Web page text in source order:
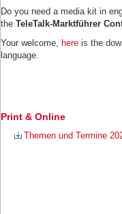
Do you need a media kit in
the TeleTalk-Marktführer
Your welcome, here is the
language.
Print & Online
Themen und Termine